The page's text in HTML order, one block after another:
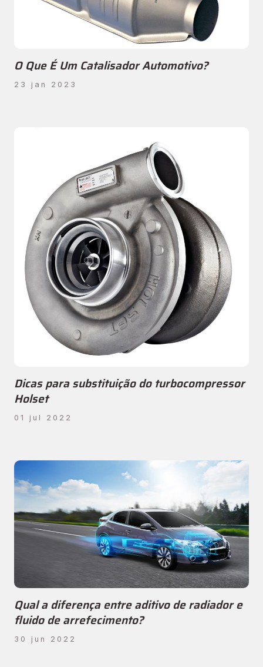
O Que É Um Catalisador Automotivo?
23 jan 2023
Dicas para substituição do turbocompressor
Holset
01 jul 2022
Qual a diferença entre aditivo de radiador e
fluido de arrefecimento?
30 jun 2022